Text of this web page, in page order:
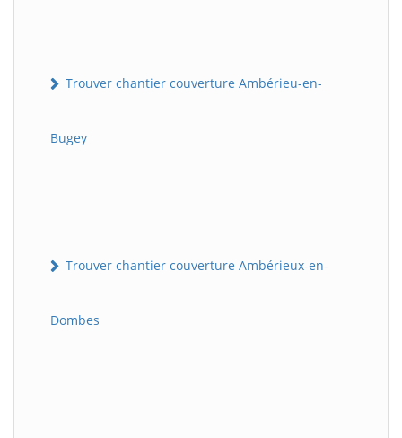
Trouver chantier couverture Ambérieu-en-
Bugey
Trouver chantier couverture Ambérieux-en-
Dombes